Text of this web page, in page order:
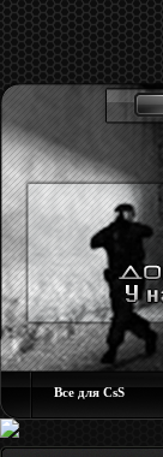
Все для CsS